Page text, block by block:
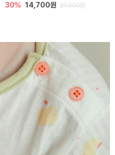
30% 14,700원 21,000원